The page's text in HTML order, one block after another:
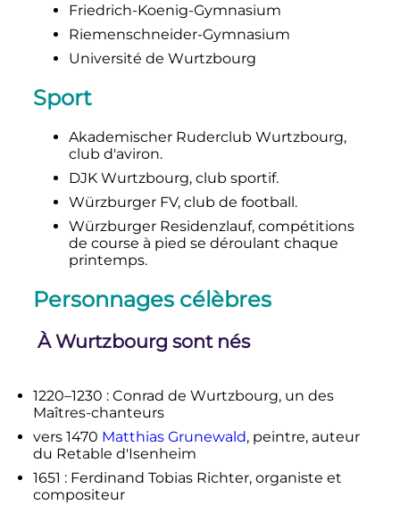
Friedrich-Koenig-Gymnasium
Riemenschneider-Gymnasium
Université de Wurtzbourg
Sport
Akademischer Ruderclub Wurtzbourg,
club d'aviron.
DJK Wurtzbourg, club sportif.
Würzburger FV, club de football.
Würzburger Residenzlauf, compétitions
de course à pied se déroulant chaque
printemps.
Personnages célèbres
À Wurtzbourg sont nés
1220–1230 : Conrad de Wurtzbourg, un des
Maîtres-chanteurs
vers 1470 Matthias Grunewald, peintre, auteur
du Retable d'Isenheim
1651 : Ferdinand Tobias Richter, organiste et
compositeur